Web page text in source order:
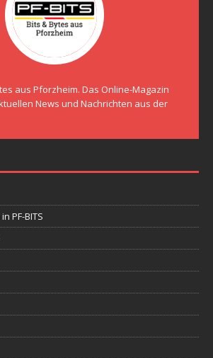
aus Pforzheim. Das Online-Magazin
News und Nachrichten aus der
PF-BITS